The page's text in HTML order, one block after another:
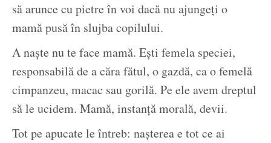
să arunce cu pietre în voi dacă nu ajungeți o
mamă pusă în slujba copilului.
A naște nu te face mamă. Ești femela speciei,
responsabilă de a căra fătul, o gazdă, ca o femelă
cimpanzeu, macac sau gorilă. Pe ele avem dreptul
să le ucidem. Mamă, instanță morală, devii.
Tot pe apucate le întreb: nașterea e tot ce ai